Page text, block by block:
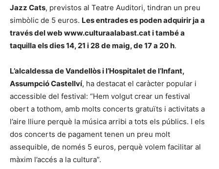
Jazz Cats, previstos al Teatre Auditori, tindran un preu
simbòlic de 5 euros. Les entrades es poden adquirir ja a
través del web www.culturaalabast.cat i també a
taquilla els dies 14, 21 i 28 de maig, de 17 a 20 h.
L’alcaldessa de Vandellòs i l’Hospitalet de l’Infant,
Assumpció Castellví, ha destacat el caràcter popular i
accessible del festival: “Hem volgut crear un festival
obert a tothom, amb molts concerts gratuïts i activitats a
l’aire lliure perquè la música arribi a tots els públics. I els
dos concerts de pagament tenen un preu molt
assequible, de només 5 euros, perquè volem facilitar al
màxim l’accés a la cultura”.